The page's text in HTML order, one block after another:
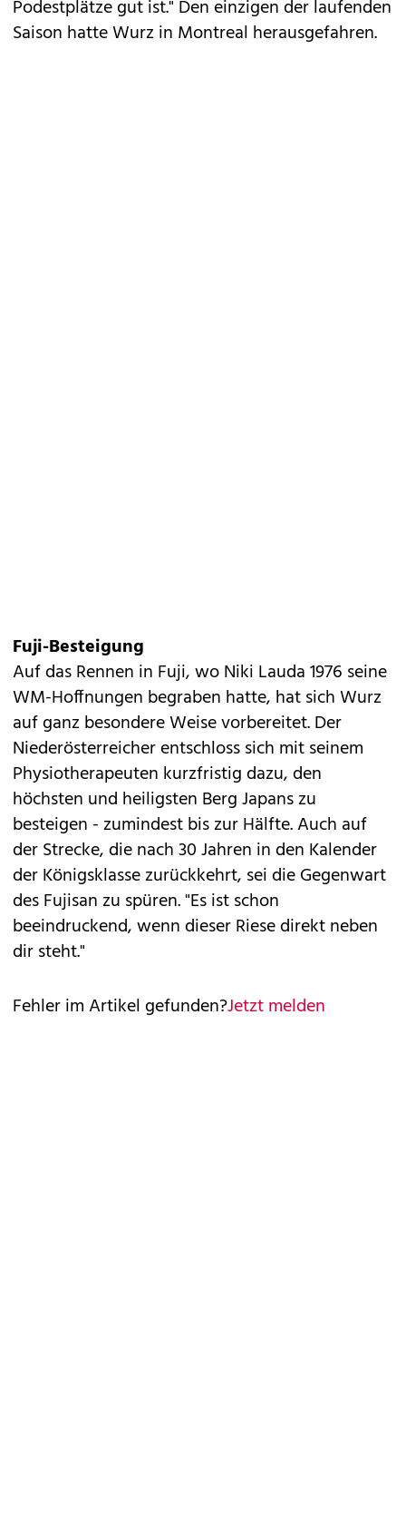
Podestplätze gut ist." Den einzigen der laufenden
Saison hatte Wurz in Montreal herausgefahren.
Fuji-Besteigung
Auf das Rennen in Fuji, wo Niki Lauda 1976 seine
WM-Hoffnungen begraben hatte, hat sich Wurz
auf ganz besondere Weise vorbereitet. Der
Niederösterreicher entschloss sich mit seinem
Physiotherapeuten kurzfristig dazu, den
höchsten und heiligsten Berg Japans zu
besteigen - zumindest bis zur Hälfte. Auch auf
der Strecke, die nach 30 Jahren in den Kalender
der Königsklasse zurückkehrt, sei die Gegenwart
des Fujisan zu spüren. "Es ist schon
beeindruckend, wenn dieser Riese direkt neben
dir steht."
Fehler im Artikel gefunden?Jetzt melden